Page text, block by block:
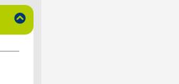
